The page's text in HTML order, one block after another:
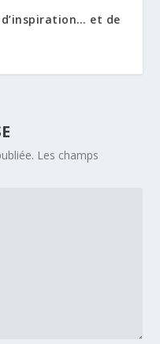
d’inspiration… et de
Les champs